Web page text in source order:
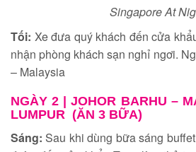
Singapore At
Tối: Xe đưa quý khách đến cửa
nhận phòng khách sạn nghỉ ngơi.
– Malaysia
NGÀY 2 |
JOHOR BARHU –
LUMPUR (ĂN 3 BỮA)
Sáng: Sau khi dùng bữa sáng